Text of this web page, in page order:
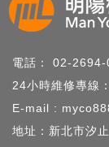
電話： 02-2694-
24小時維修專線
E-mail :
地址：新北市汐